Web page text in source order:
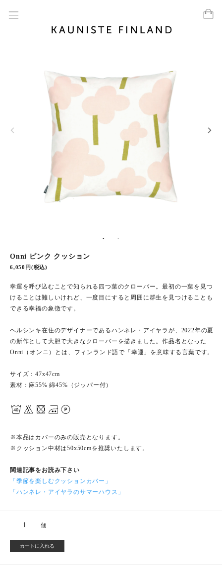
Onni ピンク クッション
6,050円(税込)
幸運を呼び込むことで知られる四つ葉のクローバー。最初の一葉を見つ
けることは難しいけれど、一度目にすると周囲に群生を見つけることも
できる幸福の象徴です。
ヘルシンキ在住のデザイナーであるハンネレ・アイヤラが、2022年の夏
の新作として大胆で大きなクローバーを描きました。作品名となった
Onni（オンニ）とは、フィンランド語で「幸運」を意味する言葉です。
サイズ：47x47cm
素材：麻55% 綿45%（ジッパー付）
※本品はカバーのみの販売となります。
※クッション中材は50x50cmを推奨いたします。
関連記事をお読み下さい
「季節を楽しむクッションカバー」
「ハンネレ・アイヤラのサマーハウス」
個
カートに入れる